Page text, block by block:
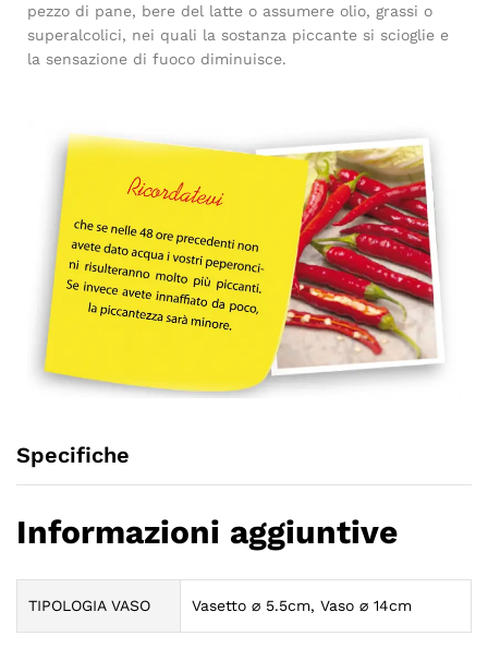
pezzo di pane, bere del latte o assumere olio, grassi o
superalcolici, nei quali la sostanza piccante si scioglie e
la sensazione di fuoco diminuisce.
Specifiche
Informazioni aggiuntive
TIPOLOGIA VASO Vasetto ⌀ 5.5cm, Vaso ⌀ 14cm